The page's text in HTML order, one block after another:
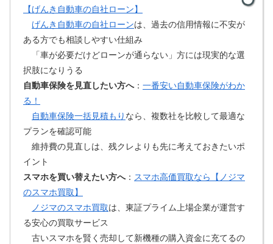
【げんき自動車の自社ローン】
げんき自動車の自社ローンは、過去の信用情報に不安が
ある方でも相談しやすい仕組み
「車が必要だけどローンが通らない」方には現実的な選
択肢になりうる
自動車保険を見直したい方へ： 一番安い自動車保険がわか
る！
自動車保険一括見積もり なら、複数社を比較して最適な
プランを確認可能
維持費の見直しは、残クレよりも先に考えておきたいポ
イント
スマホを買い替えたい方へ： スマホ高価買取なら【ノジマ
のスマホ買取】
ノジマのスマホ買取は、東証プライム上場企業が運営す
る安心の買取サービス
古いスマホを賢く売却して新機種の購入資金に充てるの